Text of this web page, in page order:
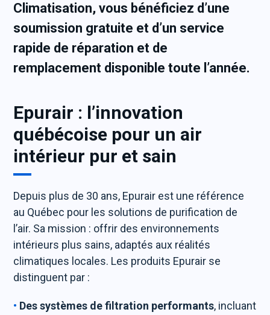
Climatisation, vous bénéficiez d’une
soumission gratuite et d’un service
rapide de réparation et de
remplacement disponible toute l’année.
Epurair : l’innovation
québécoise pour un air
intérieur pur et sain
Depuis plus de 30 ans, Epurair est une référence
au Québec pour les solutions de purification de
l’air. Sa mission : offrir des environnements
intérieurs plus sains, adaptés aux réalités
climatiques locales. Les produits Epurair se
distinguent par :
Des systèmes de filtration performants, incluant